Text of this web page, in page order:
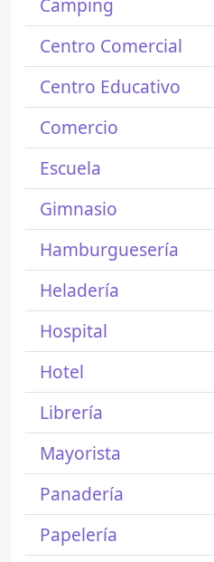
Camping
Centro Comercial
Centro Educativo
Comercio
Escuela
Gimnasio
Hamburguesería
Heladería
Hospital
Hotel
Librería
Mayorista
Panadería
Papelería